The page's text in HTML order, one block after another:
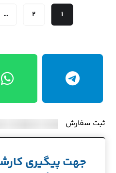
۱ ۲ …
ثبت سفارش
جهت پیگیری